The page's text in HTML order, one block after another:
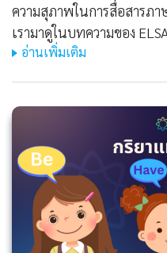
ความสุภาพในการสื่อสารภา
เรามาดูในบทความของ
อ่านเพิ่มเติม